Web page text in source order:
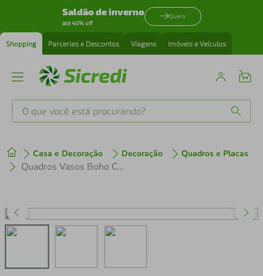
Saldão de inverno
até 40% off
Quero
Shopping Parcerias e Descontos Viagens Imóveis e Veículos
O que você está procurando?
Casa e Decoração Decoração Quadros e Placas
Quadros Vasos Boho Colors 133x60 3-60x43 Caixa Marrom
1º tenis
perfume